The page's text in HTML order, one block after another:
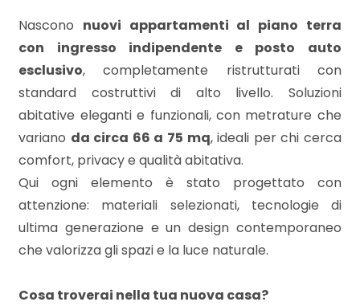
Nascono nuovi appartamenti al piano terra
con ingresso indipendente e posto auto
esclusivo, completamente ristrutturati con
standard costruttivi di alto livello. Soluzioni
abitative eleganti e funzionali, con metrature che
variano da circa 66 a 75 mq, ideali per chi cerca
comfort, privacy e qualità abitativa.
Qui ogni elemento è stato progettato con
attenzione: materiali selezionati, tecnologie di
ultima generazione e un design contemporaneo
che valorizza gli spazi e la luce naturale.
Cosa troverai nella tua nuova casa?
Locali
minimi
Qualsiasi
1
2